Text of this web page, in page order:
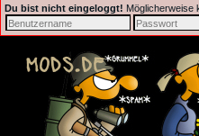
Du bist nicht eingeloggt! Möglicherweise